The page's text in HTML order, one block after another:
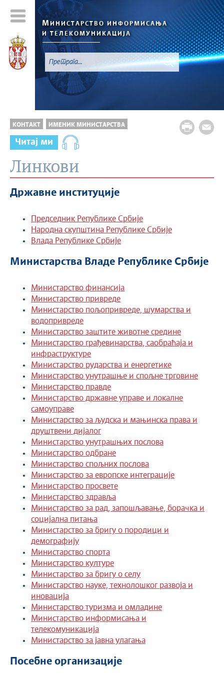
МИНИСТАРСТВО ИНФОРМИСАЊА
И ТЕЛЕКОМУНИКАЦИЈА
КОНТАКТ ИМЕНИК МИНИСТАРСТВА
Читај ми
Линкови
Државне институције
Председник Републике Србије
Народна скупштина Републике Србије
Влада Републике Србије
Министарства Владе Републике Србије
Министарство финансија
Министарство привреде
Министарство пољопривреде, шумарства и
водопривреде
Министарство заштите животне средине
Министарство грађевинарства, саобраћаја и
инфраструктуре
Министарство рударства и енергетике
Министарство унутрашње и спољне трговине
Министарство правде
Министарство државне управе и локалне
самоуправе
Министарство за људска и мањинска права и
друштвени дијалог
Министарство унутрашњих послова
Министарство одбране
Министарство спољних послова
Министарство за европске интеграције
Министарство просвете
Министарство здравља
Министарство за рад, запошљавање, борачка и
социјална питања
Министарство за бригу о породици и
демографију
Министарство спорта
Министарство културе
Министарство за бригу о селу
Министарство науке, технолошког развоја и
иновација
Министарство туризма и омладине
Министарство информисања и
телекомуникација
Министарство за јавна улагања
Посебне организације